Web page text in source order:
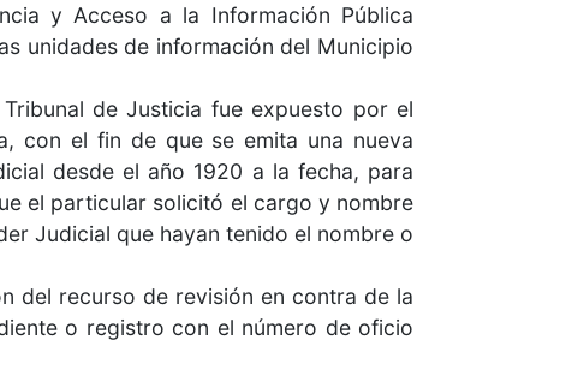
y Acceso a la Información Pública
unidades de información del Municipio
de Justicia fue expuesto por el
con el fin de que se emita una nueva
desde el año 1920 a la fecha, para
el particular solicitó el cargo y nombre
Judicial que hayan tenido el nombre o
del recurso de revisión en contra de la
o registro con el número de oficio